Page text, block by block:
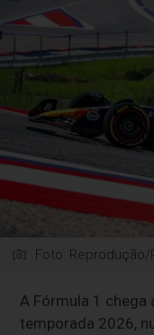
Foto:
A Fórmula 1 chega
temporada 2026,